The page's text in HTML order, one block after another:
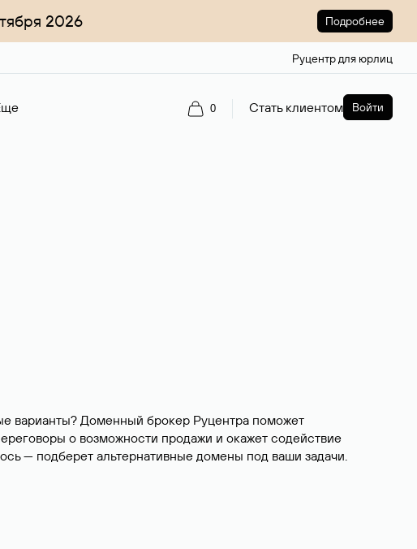
2026 Подробнее
Руцентр для юрлиц
0 Стать клиентом Войти
варианты? Доменный брокер Руцентра поможет
о возможности продажи и окажет содействие
— подберет альтернативные домены под ваши задачи.